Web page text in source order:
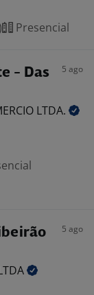
Presencial
- Das
5 ago
LTDA.
5 ago